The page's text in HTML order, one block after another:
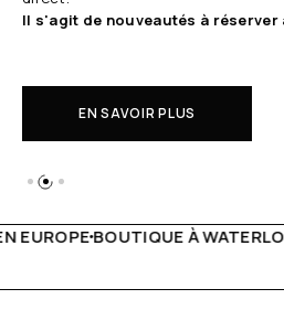
Il s'agit de nouveautés à réserver
EN SAVOIR PLUS
LIVRAISON GRATUITE